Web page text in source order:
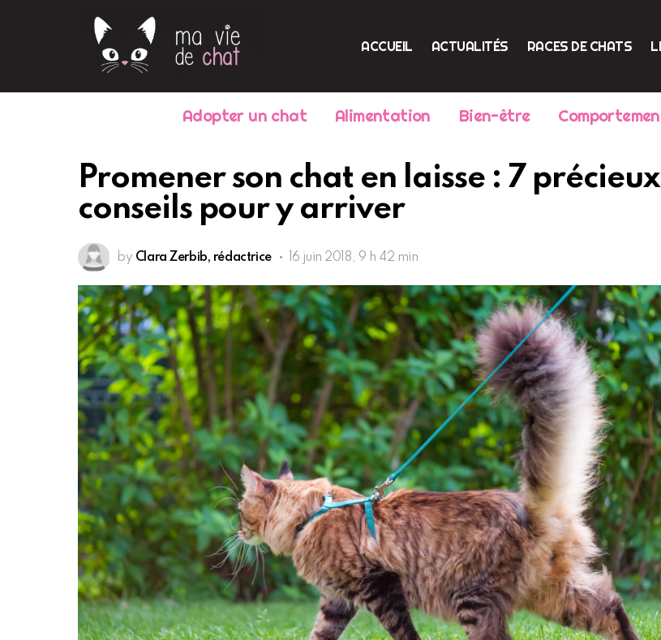
ACCUEIL ACTUALITÉS RACES DE CHATS
Adopter un chat Alimentation Bien-être
Promener son chat en laisse : 7 précieux
conseils pour y arriver
by Clara Zerbib, rédactrice 16 juin 2018, 9 h 42 min